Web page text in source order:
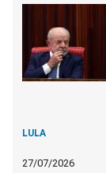
LULA
27/07/2026